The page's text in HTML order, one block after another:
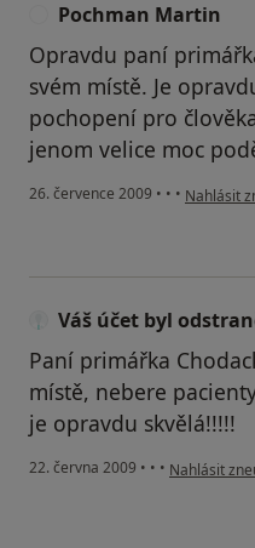
Pochman Martin
Opravdu paní
svém místě. Je
pochopení pro
jenom velice moc
26. července 2009 • • • podle
Nahlásit
Váš účet byl
Paní primářka
místě, nebere
je opravdu skvělá!!!!!
22. června 2009 • • • podle
Nahlásit